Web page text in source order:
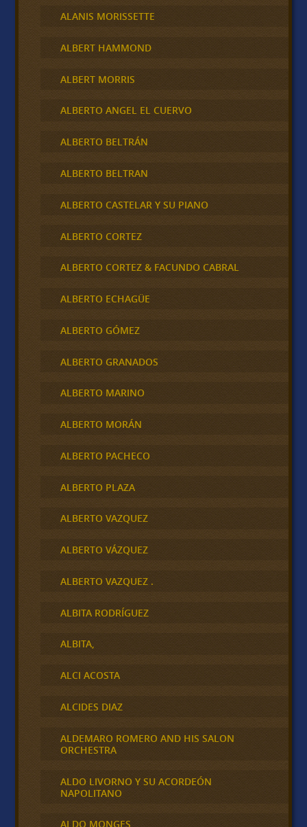
ALANIS MORISSETTE
ALBERT HAMMOND
ALBERT MORRIS
ALBERTO ANGEL EL CUERVO
ALBERTO BELTRÁN
ALBERTO BELTRAN
ALBERTO CASTELAR Y SU PIANO
ALBERTO CORTEZ
ALBERTO CORTEZ & FACUNDO CABRAL
ALBERTO ECHAGÜE
ALBERTO GÓMEZ
ALBERTO GRANADOS
ALBERTO MARINO
ALBERTO MORÁN
ALBERTO PACHECO
ALBERTO PLAZA
ALBERTO VAZQUEZ
ALBERTO VÁZQUEZ
ALBERTO VAZQUEZ .
ALBITA RODRÍGUEZ
ALBITA,
ALCI ACOSTA
ALCIDES DIAZ
ALDEMARO ROMERO AND HIS SALON
ORCHESTRA
ALDO LIVORNO Y SU ACORDEÓN
NAPOLITANO
ALDO MONGES